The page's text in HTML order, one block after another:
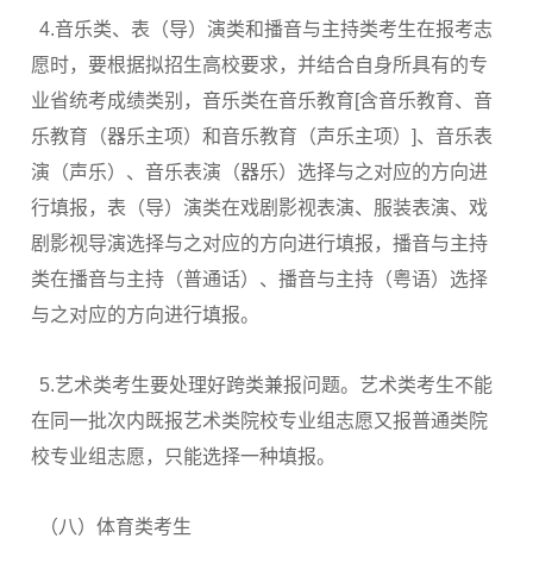
4.音乐类、表（导）演类和播音与主持类考生在报考志
愿时，要根据拟招生高校要求，并结合自身所具有的专
业省统考成绩类别，音乐类在音乐教育[含音乐教育、音
乐教育（器乐主项）和音乐教育（声乐主项）]、音乐表
演（声乐）、音乐表演（器乐）选择与之对应的方向进
行填报，表（导）演类在戏剧影视表演、服装表演、戏
剧影视导演选择与之对应的方向进行填报，播音与主持
类在播音与主持（普通话）、播音与主持（粤语）选择
与之对应的方向进行填报。
5.艺术类考生要处理好跨类兼报问题。艺术类考生不能
在同一批次内既报艺术类院校专业组志愿又报普通类院
校专业组志愿，只能选择一种填报。
（八）体育类考生